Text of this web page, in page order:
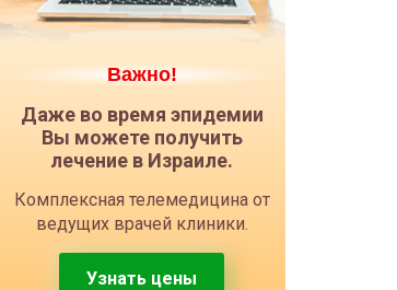
Важно!
Даже во время эпидемии
Вы можете получить
лечение в Израиле.
Комплексная телемедицина от
ведущих врачей клиники.
Узнать цены